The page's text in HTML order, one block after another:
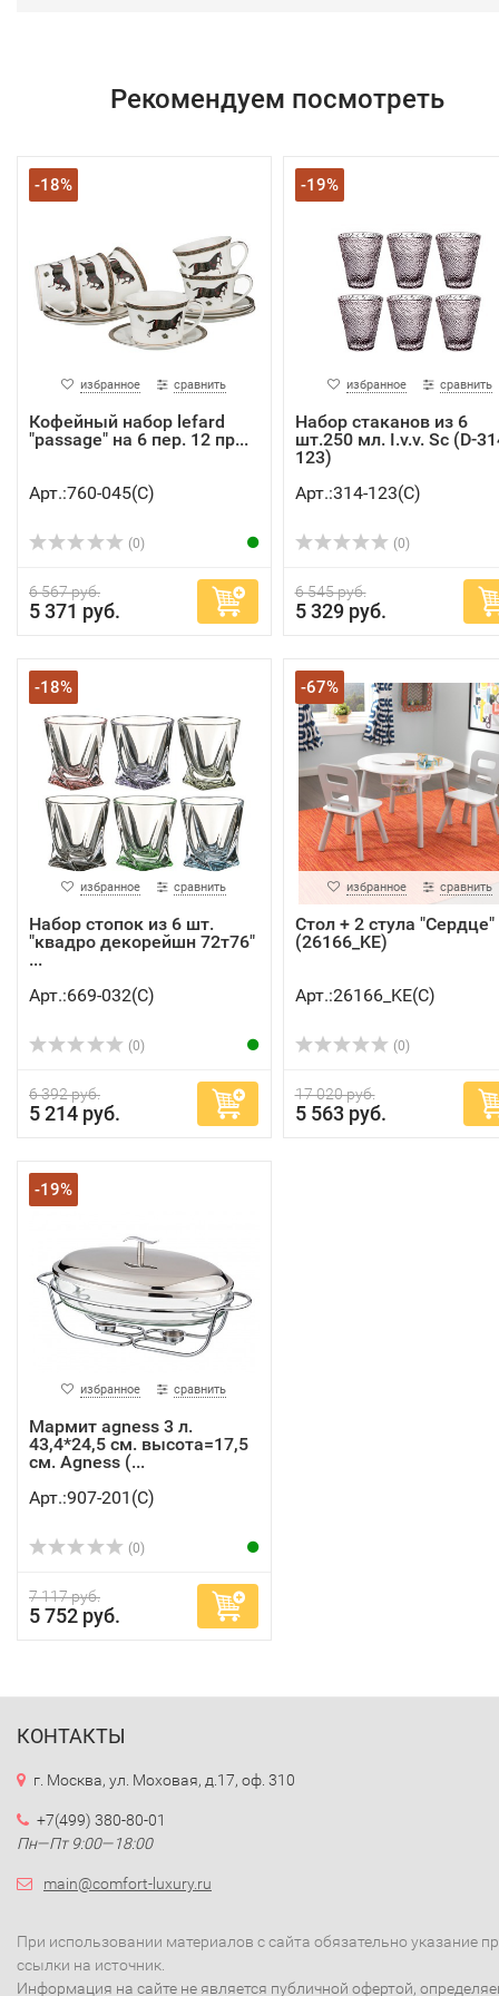
Рекомендуем посмотреть
-18%
избранное сравнить
Кофейный набор lefard
"passage" на 6 пер. 12 пр...
Арт.:760-045(C)
(0)
6 567 руб.
5 371 руб.
-19%
избранное сравнить
Набор стаканов из 6
шт.250 мл. I.v.v. Sc (D-
123)
Арт.:314-123(C)
(0)
6 545 руб.
5 329 руб.
-18%
избранное сравнить
Набор стопок из 6 шт.
"квадро декорейшн 72т76"
...
Арт.:669-032(C)
(0)
6 392 руб.
5 214 руб.
-67%
избранное сравнить
Стол + 2 стула "Сердце"
(26166_KE)
Арт.:26166_KE(C)
(0)
17 020 руб.
5 563 руб.
-19%
избранное сравнить
Мармит agness 3 л.
43,4*24,5 см. высота=17,5
см. Agness (...
Арт.:907-201(C)
(0)
7 117 руб.
5 752 руб.
КОНТАКТЫ
г. Москва, ул. Моховая, д.17, оф. 310
+7(499) 380-80-01
Пн—Пт 9:00—18:00
main@comfort-luxury.ru
При использовании материалов с сайта обязательно указание
ссылки на источник.
Информация на сайте не является публичной офертой,